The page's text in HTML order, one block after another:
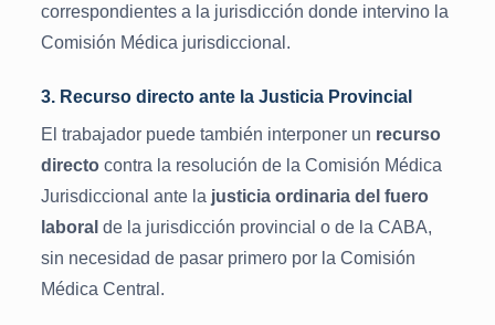
correspondientes a la jurisdicción donde intervino la
Comisión Médica jurisdiccional.
3. Recurso directo ante la Justicia Provincial
El trabajador puede también interponer un recurso
directocontra la resolución de la Comisión Médica
Jurisdiccional ante la justicia ordinaria del fuero
laboral de la jurisdicción provincial o de la CABA,
sin necesidad de pasar primero por la Comisión
Médica Central.